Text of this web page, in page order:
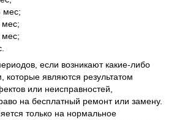
мес;
мес;
мес;
если возникают какие-либо
которые являются результатом
или неисправностей,
на бесплатный ремонт или замену.
только на нормальное